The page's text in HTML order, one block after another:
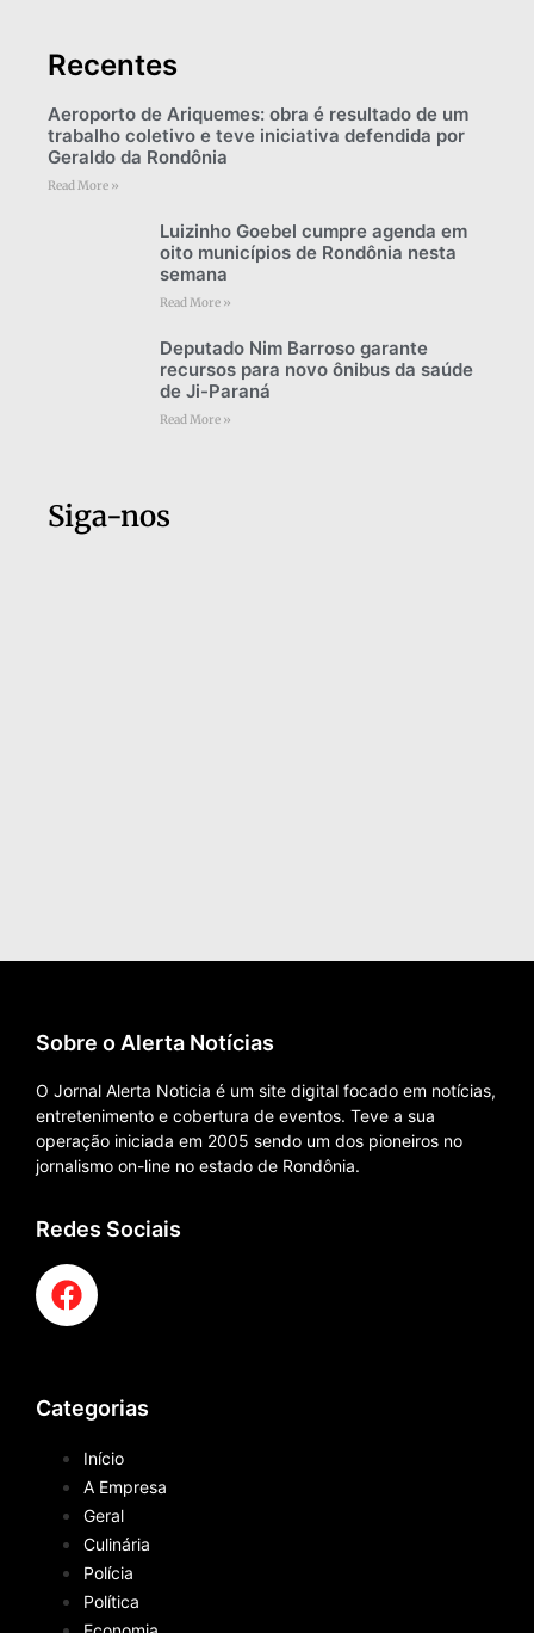
Recentes
Aeroporto de Ariquemes: obra é resultado de um
trabalho coletivo e teve iniciativa defendida por
Geraldo da Rondônia
Read More »
Luizinho Goebel cumpre agenda em
oito municípios de Rondônia nesta
semana
Read More »
Deputado Nim Barroso garante
recursos para novo ônibus da saúde
de Ji-Paraná
Read More »
Siga-nos
Sobre o Alerta Notícias
O Jornal Alerta Noticia é um site digital focado em notícias,
entretenimento e cobertura de eventos. Teve a sua
operação iniciada em 2005 sendo um dos pioneiros no
jornalismo on-line no estado de Rondônia.
Redes Sociais
Categorias
Início
A Empresa
Geral
Culinária
Polícia
Política